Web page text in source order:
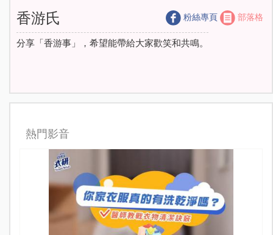
香游氏 粉絲專頁 部落格
分享「香游事」，希望能帶給大家歡笑和共鳴。
熱門影音